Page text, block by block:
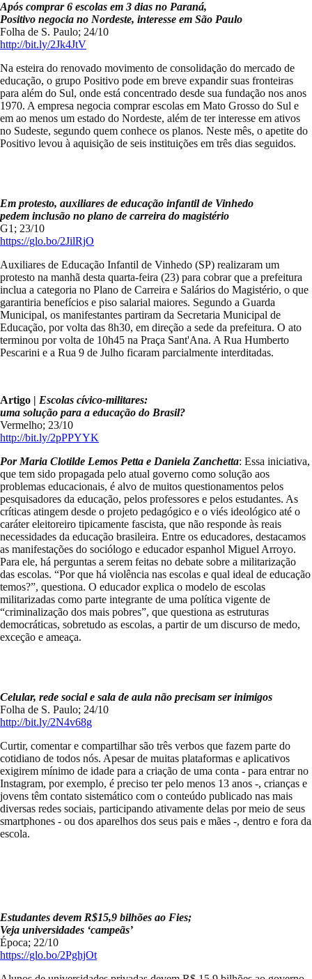
Após comprar 6 escolas em 3 dias no Paraná,
Positivo negocia no Nordeste, interesse em São Paulo
Folha de S. Paulo; 24/10
http://bit.ly/2Jk4JtV
Na esteira do renovado movimento de consolidação do mercado de
educação, o grupo Positivo pode em breve expandir suas fronteiras
para além do Sul, onde está concentrado desde sua fundação nos anos
1970. A empresa negocia comprar escolas em Mato Grosso do Sul e
em ao menos um estado do Nordeste, além de ter interesse em ativos
no Sudeste, segundo quem conhece os planos. Neste mês, o apetite do
Positivo levou à aquisição de seis instituições em três dias seguidos.
Em protesto, auxiliares de educação infantil de Vinhedo
pedem inclusão no plano de carreira do magistério
G1; 23/10
https://glo.bo/2JilRjO
Auxiliares de Educação Infantil de Vinhedo (SP) realizaram um
protesto na manhã desta quarta-feira (23) para cobrar que a prefeitura
inclua a categoria no Plano de Carreira e Salários do Magistério, o que
garantiria benefícios e piso salarial maiores. Segundo a Guarda
Municipal, os manifestantes partiram da Secretaria Municipal de
Educação, por volta das 8h30, em direção a sede da prefeitura. O ato
terminou por volta de 10h45 na Praça Sant'Ana. A Rua Humberto
Pescarini e a Rua 9 de Julho ficaram parcialmente interditadas.
Artigo | Escolas cívico-militares:
uma solução para a educação do Brasil?
Vermelho; 23/10
http://bit.ly/2pPPYYK
Por Maria Clotilde Lemos Petta e Daniela Zanchetta: Essa iniciativa,
que tem sido propagada pelo atual governo como solução aos
problemas educacionais, é alvo de muitos questionamentos pelos
pesquisadores da educação, pelos professores e pelos estudantes. As
críticas atingem desde o projeto pedagógico e o viés ideológico até o
caráter eleitoreiro tipicamente fascista, que não responde às reais
necessidades da educação brasileira. Entre os educadores, destacamos
as manifestações do sociólogo e educador espanhol Miguel Arroyo.
Para ele, há perguntas a serem feitas no debate sobre a militarização
das escolas. “Por que há violência nas escolas e qual ideal de educação
temos?”, questiona. O educador explica o modelo de escolas
militarizadas como parte integrante de uma política vigente de
“criminalização dos mais pobres”, que questiona as estruturas
democráticas, sobretudo as escolas, a partir de um discurso de medo,
exceção e ameaça.
Celular, rede social e sala de aula não precisam ser inimigos
Folha de S. Paulo; 24/10
http://bit.ly/2N4v68g
Curtir, comentar e compartilhar são três verbos que fazem parte do
cotidiano de todos nós. Apesar de muitas plataformas e aplicativos
exigirem mínimo de idade para a criação de uma conta - para entrar no
Instagram, por exemplo, é preciso ter pelo menos 13 anos -, crianças e
jovens têm contato sistemático com o conteúdo publicado nas mais
diversas redes sociais, participando ativamente delas por meio de seus
smartphones - ou dos aparelhos dos seus pais e mães -, dentro e fora da
escola.
Estudantes devem R$15,9 bilhões ao Fies;
Veja universidades ‘campeãs’
Época; 22/10
https://glo.bo/2PghjOt